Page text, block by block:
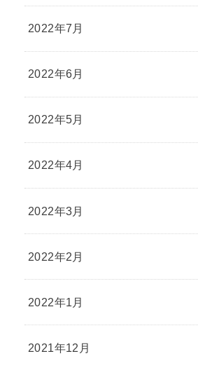
2022年7月
2022年6月
2022年5月
2022年4月
2022年3月
2022年2月
2022年1月
2021年12月